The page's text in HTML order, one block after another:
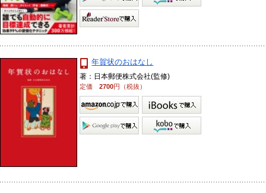
年賀状のおはなし
著：日本郵便株式会社(監修)
定価2700円（税抜）